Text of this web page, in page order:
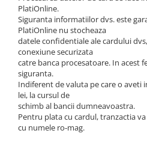
PlatiOnline.
Siguranta informatiilor dvs. este
PlatiOnline nu stocheaza
datele confidentiale ale cardului
conexiune securizata
catre banca procesatoare. In acest
siguranta.
Indiferent de valuta pe care o aveti
lei, la cursul de
schimb al bancii dumneavoastra.
Pentru plata cu cardul, tranzactia
cu numele ro-mag.